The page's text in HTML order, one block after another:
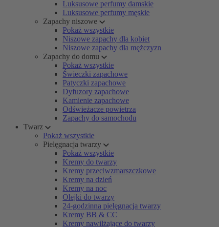
Luksusowe perfumy damskie
Luksusowe perfumy męskie
Zapachy niszowe
Pokaż wszystkie
Niszowe zapachy dla kobiet
Niszowe zapachy dla mężczyzn
Zapachy do domu
Pokaż wszystkie
Świeczki zapachowe
Patyczki zapachowe
Dyfuzory zapachowe
Kamienie zapachowe
Odświeżacze powietrza
Zapachy do samochodu
Twarz
Pokaż wszystkie
Pielęgnacja twarzy
Pokaż wszystkie
Kremy do twarzy
Kremy przeciwzmarszczkowe
Kremy na dzień
Kremy na noc
Olejki do twarzy
24-godzinna pielęgnacja twarzy
Kremy BB & CC
Kremy nawilżające do twarzy